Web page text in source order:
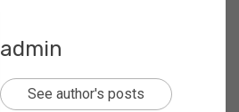
admin
See author's posts